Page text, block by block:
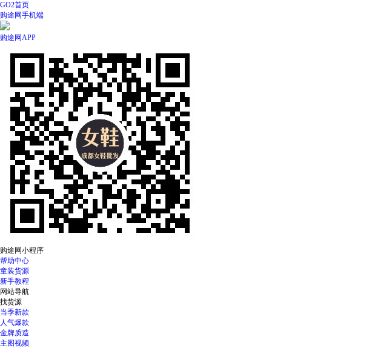
GO2首页
购途网手机端
购途网APP
购途网小程序
帮助中心
童装货源
新手教程
网站导航
找货源
当季新款
人气爆款
金牌质造
主图视频